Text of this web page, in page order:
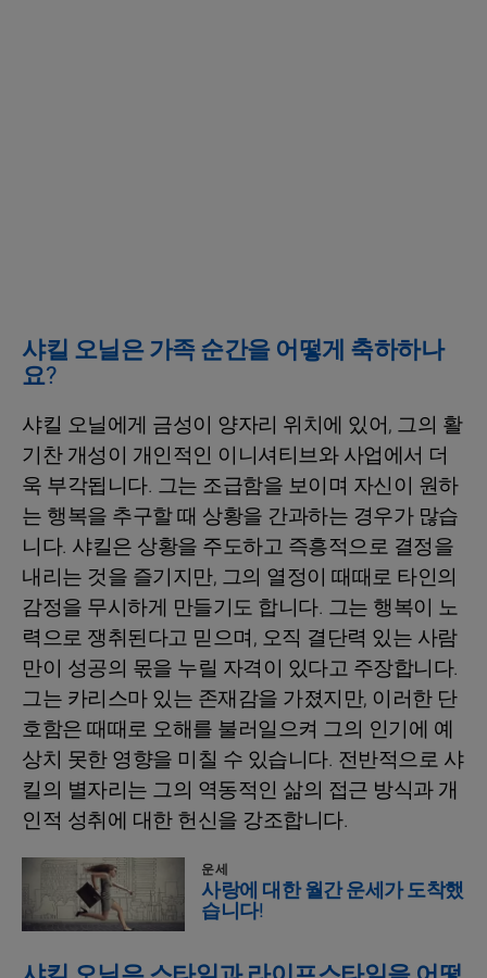
샤킬 오닐은 가족 순간을 어떻게 축하하나
요?
샤킬 오닐에게 금성이 양자리 위치에 있어, 그의 활
기찬 개성이 개인적인 이니셔티브와 사업에서 더
욱 부각됩니다. 그는 조급함을 보이며 자신이 원하
는 행복을 추구할 때 상황을 간과하는 경우가 많습
니다. 샤킬은 상황을 주도하고 즉흥적으로 결정을
내리는 것을 즐기지만, 그의 열정이 때때로 타인의
감정을 무시하게 만들기도 합니다. 그는 행복이 노
력으로 쟁취된다고 믿으며, 오직 결단력 있는 사람
만이 성공의 몫을 누릴 자격이 있다고 주장합니다.
그는 카리스마 있는 존재감을 가졌지만, 이러한 단
호함은 때때로 오해를 불러일으켜 그의 인기에 예
상치 못한 영향을 미칠 수 있습니다. 전반적으로 샤
킬의 별자리는 그의 역동적인 삶의 접근 방식과 개
인적 성취에 대한 헌신을 강조합니다.
운세
사랑에 대한 월간 운세가 도착했
습니다!